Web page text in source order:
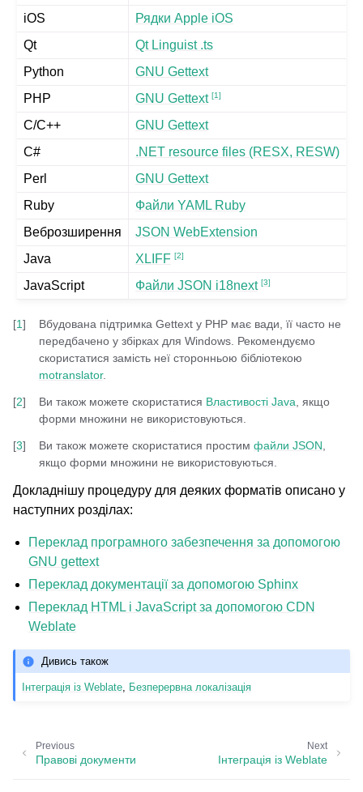
iOS
Рядки Apple iOS
Qt
Qt Linguist .ts
Python
GNU Gettext
PHP
GNU Gettext [1]
C/C++
GNU Gettext
C#
.NET resource files (RESX, RESW)
Perl
GNU Gettext
Ruby
Файли YAML Ruby
Веброзширення
JSON WebExtension
Java
XLIFF [2]
JavaScript Файли JSON i18next [3]
[1]
Вбудована підтримка Gettext у PHP має вади, її часто не
передбачено у збірках для Windows. Рекомендуємо
скористатися замість неї сторонньою бібліотекою
motranslator.
[2] Ви також можете скористатися Властивості Java , якщо
форми множини не використовуються.
[3] Ви також можете скористатися простим файли JSON
якщо форми множини не використовуються.
Докладнішу процедуру для деяких форматів описано у
наступних розділах:
Переклад програмного забезпечення за допомогою
GNU gettext
Переклад документації за допомогою Sphinx
Переклад HTML і JavaScript за допомогою CDN
Weblate
Дивись також
Інтеграція із Weblate Безперервна локалізація
Next
Інтеграція із Weblate
Previous
Правові документи